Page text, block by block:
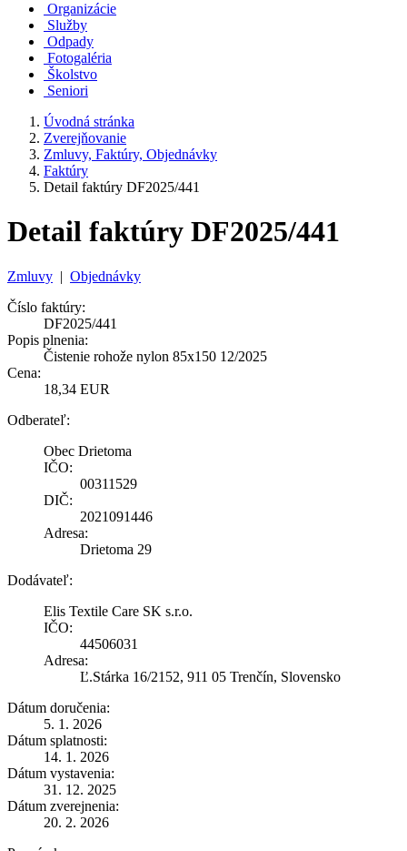
Organizácie
Služby
Odpady
Fotogaléria
Školstvo
Seniori
Úvodná stránka
Zverejňovanie
Zmluvy, Faktúry, Objednávky
Faktúry
Detail faktúry DF2025/441
Detail faktúry DF2025/441
Zmluvy | Objednávky
Číslo faktúry:
DF2025/441
Popis plnenia:
Čistenie rohože nylon 85x150 12/2025
Cena:
18,34 EUR
Odberateľ:
Obec Drietoma
IČO:
00311529
DIČ:
2021091446
Adresa:
Drietoma 29
Dodávateľ:
Elis Textile Care SK s.r.o.
IČO:
44506031
Adresa:
Ľ.Stárka 16/2152, 911 05 Trenčín, Slovensko
Dátum doručenia:
5. 1. 2026
Dátum splatnosti:
14. 1. 2026
Dátum vystavenia:
31. 12. 2025
Dátum zverejnenia:
20. 2. 2026